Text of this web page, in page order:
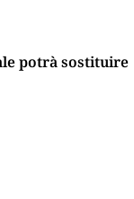
potrà sostituire